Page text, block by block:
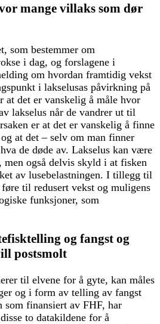
mange villaks som dør
som bestemmer om
i dag, og forslagene i
om hvordan framtidig vekst
i lakselusas påvirkning på
det er vanskelig å måle hvor
lakselus når de vandrer ut til
er at det er vanskelig å finne
at det – selv om man finner
de døde av. Lakselus kan være
men også delvis skyld i at fisken
av lusebelastningen. I tillegg til
til redusert vekst og muligens
funksjoner, som
og fangst og
postsmolt
til elvene for å gyte, kan måles
og i form av telling av fangst
som finansiert av FHF, har
to datakildene for å